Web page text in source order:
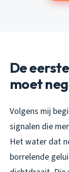
De
moet
Volgens mij
signalen die
Het water dat
borrelende